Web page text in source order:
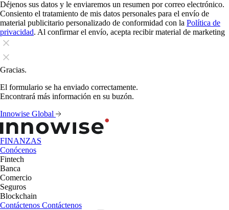
Déjenos sus datos y le enviaremos un resumen por correo electrónico.
Consiento el tratamiento de mis datos personales para el envío de
material publicitario personalizado de conformidad con la Política de
privacidad. Al confirmar el envío, acepta recibir material de marketing
Gracias.
El formulario se ha enviado correctamente.
Encontrará más información en su buzón.
Innowise Global
FINANZAS
Conócenos
Fintech
Banca
Comercio
Seguros
Blockchain
Contáctenos Contáctenos